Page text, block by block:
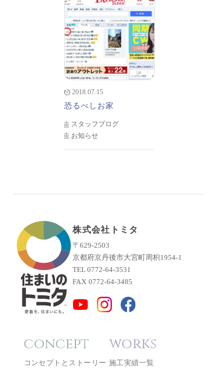
2018.07.15
恐るべしお家
スタッフブログ
お知らせ
株式会社トミタ
〒629-2503
京都府京丹後市大宮町周枳1954-1
TEL 0772-64-3531
FAX 0772-64-3485
concept
コンセプトとストーリー
works
施工実績一覧